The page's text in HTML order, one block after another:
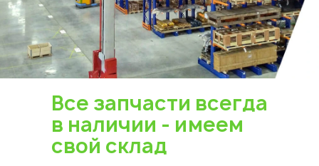
Все запчасти всегда
в наличии - имеем
свой склад